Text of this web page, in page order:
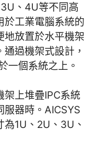
、4U等不同高
於工業電腦系統的
地放置於水平機架
過機架式設計，
一個系統之上。
架上堆疊IPC系統
服器時。AICSYS
1U、2U、3U、